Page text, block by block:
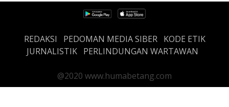
REDAKSI PEDOMAN MEDIA SIBER
KODE ETIK
JURNALISTIK PERLINDUNGAN WARTAWAN
@2020 www.humabetang.com